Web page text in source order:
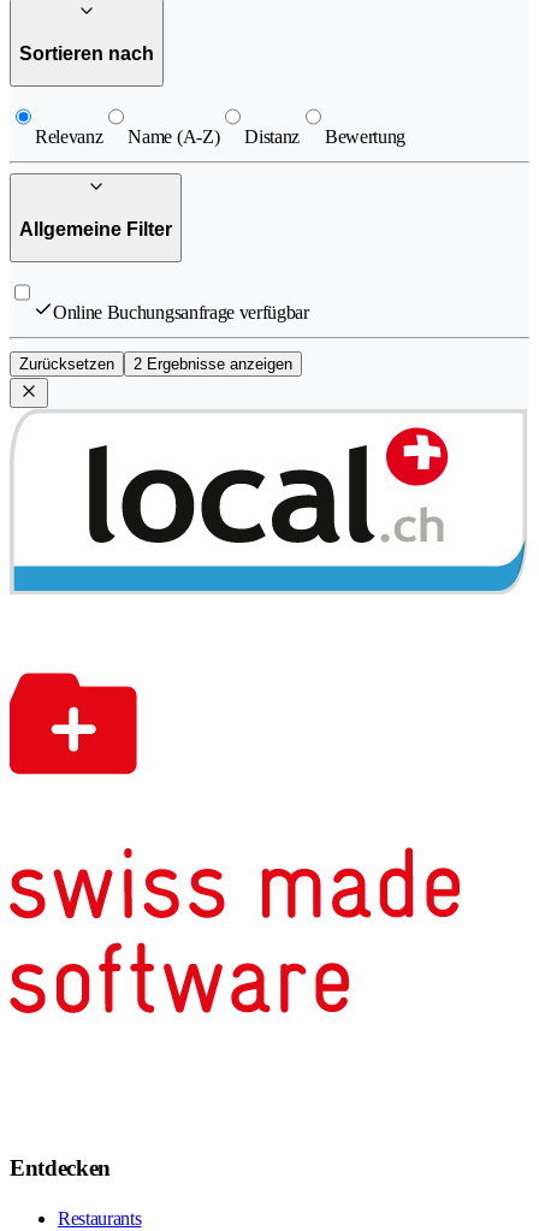
Sortieren nach
Relevanz Name (A-Z) Distanz Bewertung
Allgemeine Filter
Online Buchungsanfrage verfügbar
Zurücksetzen 2 Ergebnisse anzeigen
Entdecken
Restaurants